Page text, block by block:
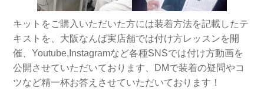
キットをご購入いただいた方には装着方法を記載したテ
キストを、大阪なんば実店舗では付け方レッスンを開
催、Youtube,Instagramなど各種SNSでは付け方動画を
公開させていただいております、DMで装着の疑問やコ
ツなど精一杯お答えさせていただいております！